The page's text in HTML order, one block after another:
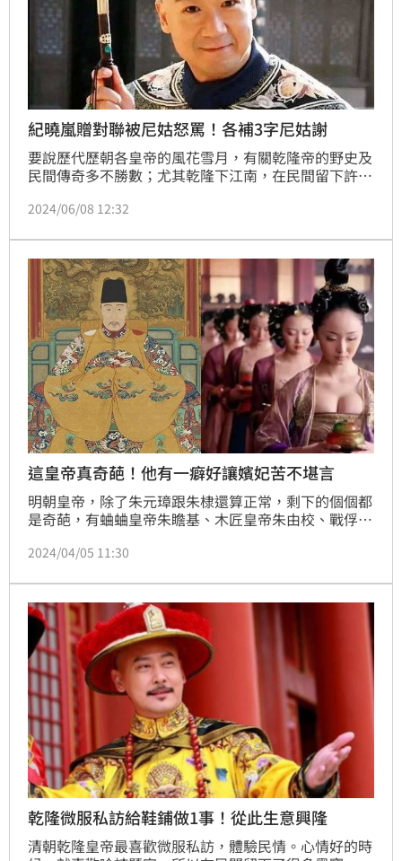
紀曉嵐贈對聯被尼姑怒罵！各補3字尼姑謝
要說歷代歷朝各皇帝的風花雪月，有關乾隆帝的野史及
民間傳奇多不勝數；尤其乾隆下江南，在民間留下許多
外，大才子紀曉嵐也是乾隆的寵臣之一；乾隆帶著紀曉
家興）
2024/06/08 12:32
這皇帝真奇葩！他有一癖好讓嬪妃苦不堪言
明朝皇帝，除了朱元璋跟朱棣還算正常，剩下的個個都
是奇葩，有蛐蛐皇帝朱瞻基、木匠皇帝朱由校、戰俘皇
最奇葩做了評選，非明世宗朱厚熜莫屬了，他的奇葩事
2024/04/05 11:30
乾隆微服私訪給鞋鋪做1事！從此生意興隆
清朝乾隆皇帝最喜歡微服私訪，體驗民情。心情好的時